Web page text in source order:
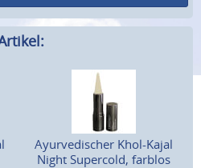
Ayurvedischer Khol-Kajal
Night Supercold, farblos